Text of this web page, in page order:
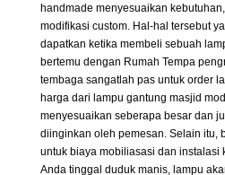
handmade menyesuaikan
modifikasi custom. Hal-hal tersebut
dapatkan ketika membeli sebuah
bertemu dengan Rumah Tempa
tembaga sangatlah pas untuk order
harga dari lampu gantung masjid
menyesuaikan seberapa besar dan
diinginkan oleh pemesan. Selain itu,
untuk biaya mobiliasasi dan instalasi
Anda tinggal duduk manis, lampu